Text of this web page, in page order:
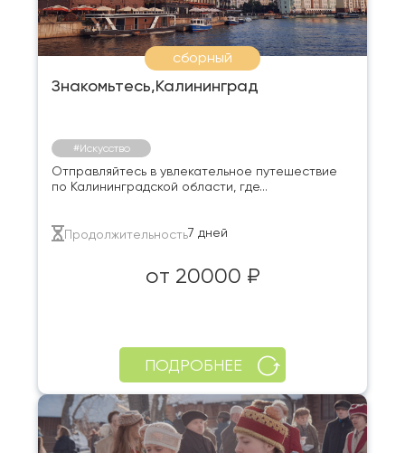
сборный
Знакомьтесь,Калининград
#Искусство
Отправляйтесь в увлекательное путешествие
по Калининградской области, где...
Продолжительность7 дней
от 20000 ₽
ПОДРОБНЕЕ